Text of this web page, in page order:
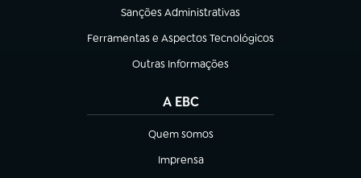
Sanções Administrativas
(abre em nova aba)
Ferramentas e Aspectos Tecnológicos
(abre em nova aba)
Outras Informações
(abre em nova aba)
A EBC
Quem somos
(abre em nova aba)
Imprensa
(abre em nova aba)